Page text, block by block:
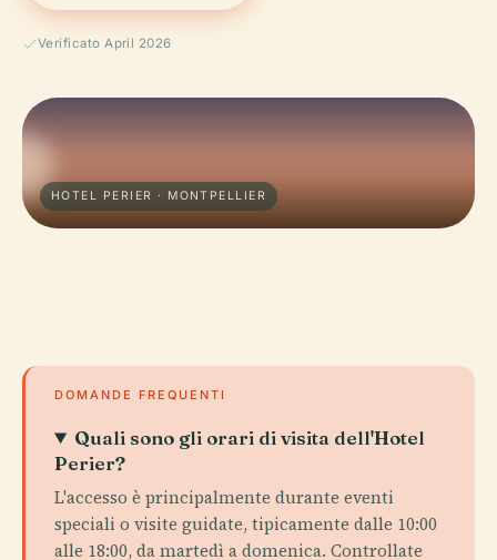
Verificato April 2026
HOTEL PERIER · MONTPELLIER
DOMANDE FREQUENTI
Quali sono gli orari di visita dell'Hotel
Perier?
L'accesso è principalmente durante eventi
speciali o visite guidate, tipicamente dalle 10:00
alle 18:00, da martedì a domenica. Controllate